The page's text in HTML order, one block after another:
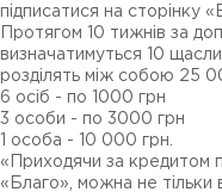
підписатися на сторінку
Протягом 10 тижнів за
визначатимуться 10
розділять між собою 25
6 осіб - по 1000 грн
3 особи - по 3000 грн
1 особа - 10 000 грн.
«Приходячи за кредитом
«Благо», можна не тільки